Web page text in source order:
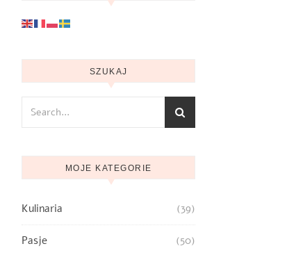
SZUKAJ
MOJE KATEGORIE
Kulinaria (39)
Pasje (50)